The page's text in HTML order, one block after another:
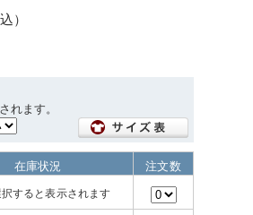
）
れます。
在庫状況 注文数
すると表示されます